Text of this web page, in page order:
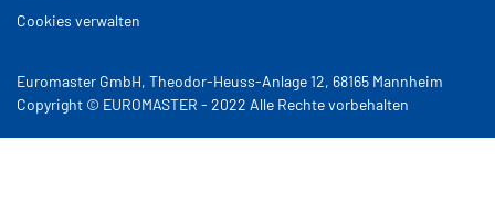
Cookies verwalten
Euromaster GmbH, Theodor-Heuss-Anlage 12, 68165 Mannheim
Copyright © EUROMASTER - 2022 Alle Rechte vorbehalten